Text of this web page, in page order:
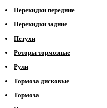
Перекидки передние
Перекидки задние
Петухи
Роторы тормозные
Рули
Тормоза дисковые
Тормоза